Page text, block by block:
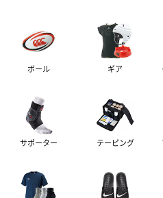
ボール ギア
サポーター テーピング